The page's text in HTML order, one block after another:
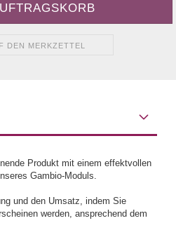
DEN MERKZETTEL
Produkt mit einem effektvollen
Gambio-Moduls.
und den Umsatz, indem Sie
werden, ansprechend dem